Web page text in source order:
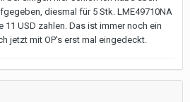
diesmal für 5 Stk. LME49710NA
11 USD zahlen. Das ist immer noch ein
jetzt mit OP's erst mal eingedeckt.